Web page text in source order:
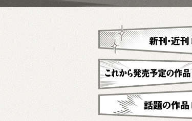
新刊・近刊
これから発売予定